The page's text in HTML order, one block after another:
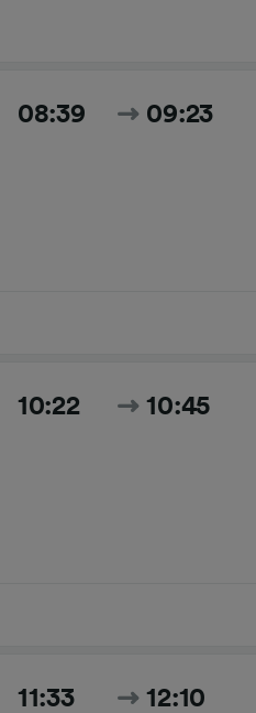
08:39 09:23
10:22 10:45
11:33 12:10